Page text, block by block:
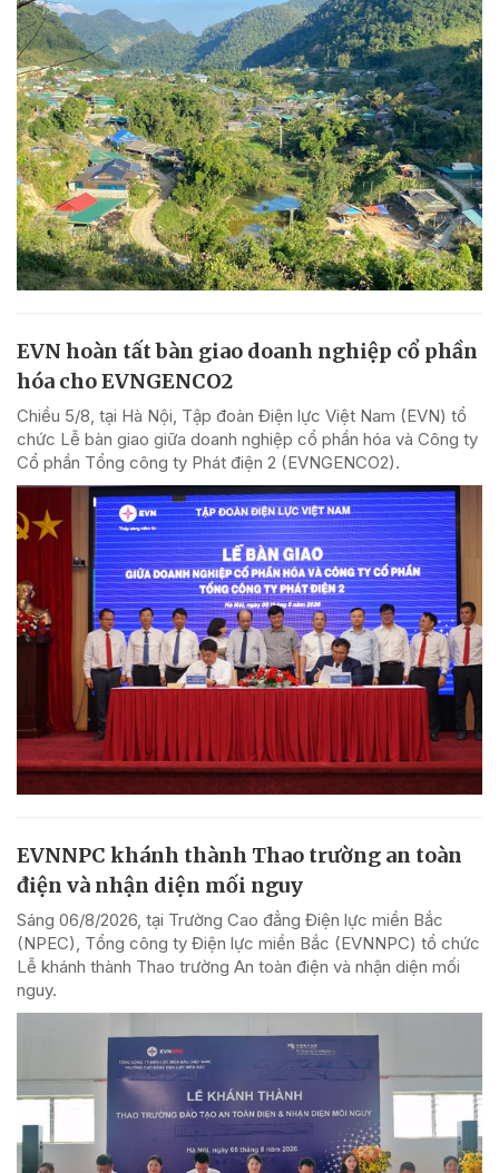
EVN hoàn tất bàn giao doanh nghiệp cổ phần
hóa cho EVNGENCO2
Chiều 5/8, tại Hà Nội, Tập đoàn Điện lực Việt Nam (EVN) tổ
chức Lễ bàn giao giữa doanh nghiệp cổ phần hóa và Công ty
Cổ phần Tổng công ty Phát điện 2 (EVNGENCO2).
EVNNPC khánh thành Thao trường an toàn
điện và nhận diện mối nguy
Sáng 06/8/2026, tại Trường Cao đẳng Điện lực miền Bắc
(NPEC), Tổng công ty Điện lực miền Bắc (EVNNPC) tổ chức
Lễ khánh thành Thao trường An toàn điện và nhận diện mối
nguy.